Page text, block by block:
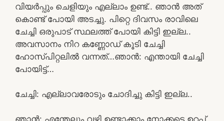
വിയർപ്പും ചെളിയും എല്ലാം ഉണ്ട്.. ഞാൻ അത്
കൊണ്ട് പോയി അടച്ചു. പിറ്റെ ദിവസം രാവിലെ
ചേച്ചി ഒരുപാട് സ്ഥലത്ത് പോയി കിട്ടി ഇല്ല..
അവസാനം നിറ കണ്ണോഡ് കൂടി ചേച്ചി
ഹോസ്പിറ്റലിൽ വന്നത്…ഞാൻ: എന്തായി ചേച്ചി
പോയിട്ട്…
ചേച്ചി: എല്ലാവരോടും ചോദിച്ചു കിട്ടി ഇല്ല..
ഞാൻ: എന്തേലും വഴി ഉണ്ടാക്കാം നോക്കട്ടെ ഉറപ്പ്